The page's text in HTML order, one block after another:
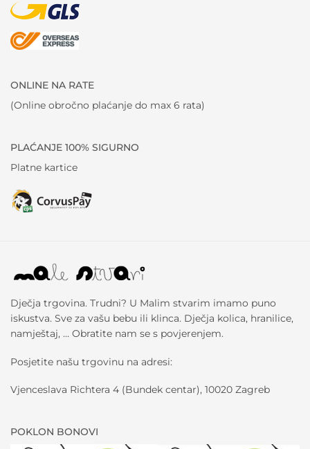
ONLINE NA RATE
(Online obročno plaćanje do max 6 rata)
PLAĆANJE 100% SIGURNO
Platne kartice
Dječja trgovina. Trudni? U Malim stvarim imamo puno
iskustva. Sve za vašu bebu ili klinca. Dječja kolica, hranilice,
namještaj, … Obratite nam se s povjerenjem.
Posjetite našu trgovinu na adresi:
Vjenceslava Richtera 4 (Bundek centar), 10020 Zagreb
POKLON BONOVI